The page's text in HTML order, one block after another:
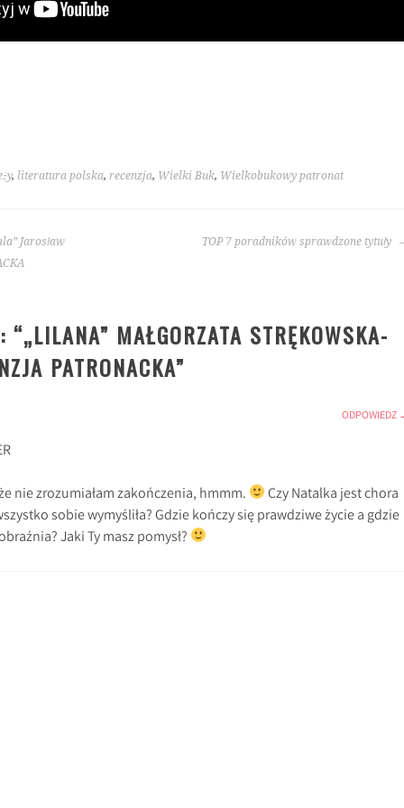
, literatura polska, recenzja, Wielki Buk, Wielkobukowy patronat
Jarosław
TOP 7 poradników sprawdzone tytuły
“„LILANA” MAŁGORZATA STRĘKOWSKA-
PATRONACKA”
ODPOWIEDZ
nie zrozumiałam zakończenia, hmmm.
Czy Natalka jest chora
sobie wymyśliła? Gdzie kończy się prawdziwe życie a gdzie
Jaki Ty masz pomysł?